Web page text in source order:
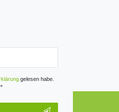
gelesen habe.